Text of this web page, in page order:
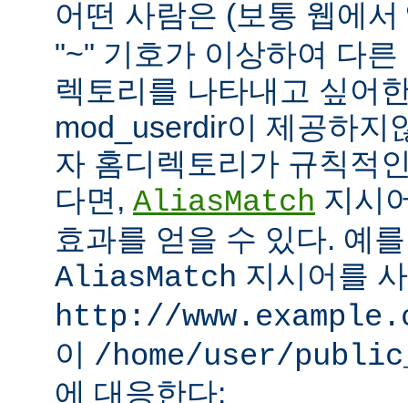
어떤 사람은 (보통 웹에서
"~" 기호가 이상하여 다
렉토리를 나타내고 싶어
mod_userdir이 제공하지
자 홈디렉토리가 규칙적
다면, AliasMatch 지시
효과를 얻을 수 있다. 예
AliasMatch 지시어를
http://
이 /home/user/
에 대응한다: